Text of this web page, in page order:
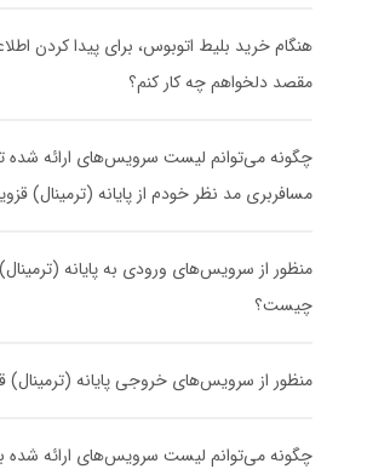
پایانه امام رضا پایانه
مشاهده ساعت حرکت و خرید بلیط
هنگام خرید بلیط اتوبوس، برای پیدا کردن
مقصد دلخواهم چه کار کنم؟
چگونه می‌توانم لیست سرویس‌های ارائه
مسافربری مد نظر خودم از پایانه (ترمینال)
منظور از سرویس‌های ورودی به پایانه
چیست؟
منظور از سرویس‌های خروجی پایانه
چگونه می‌توانم لیست سرویس‌های ارائه شده به